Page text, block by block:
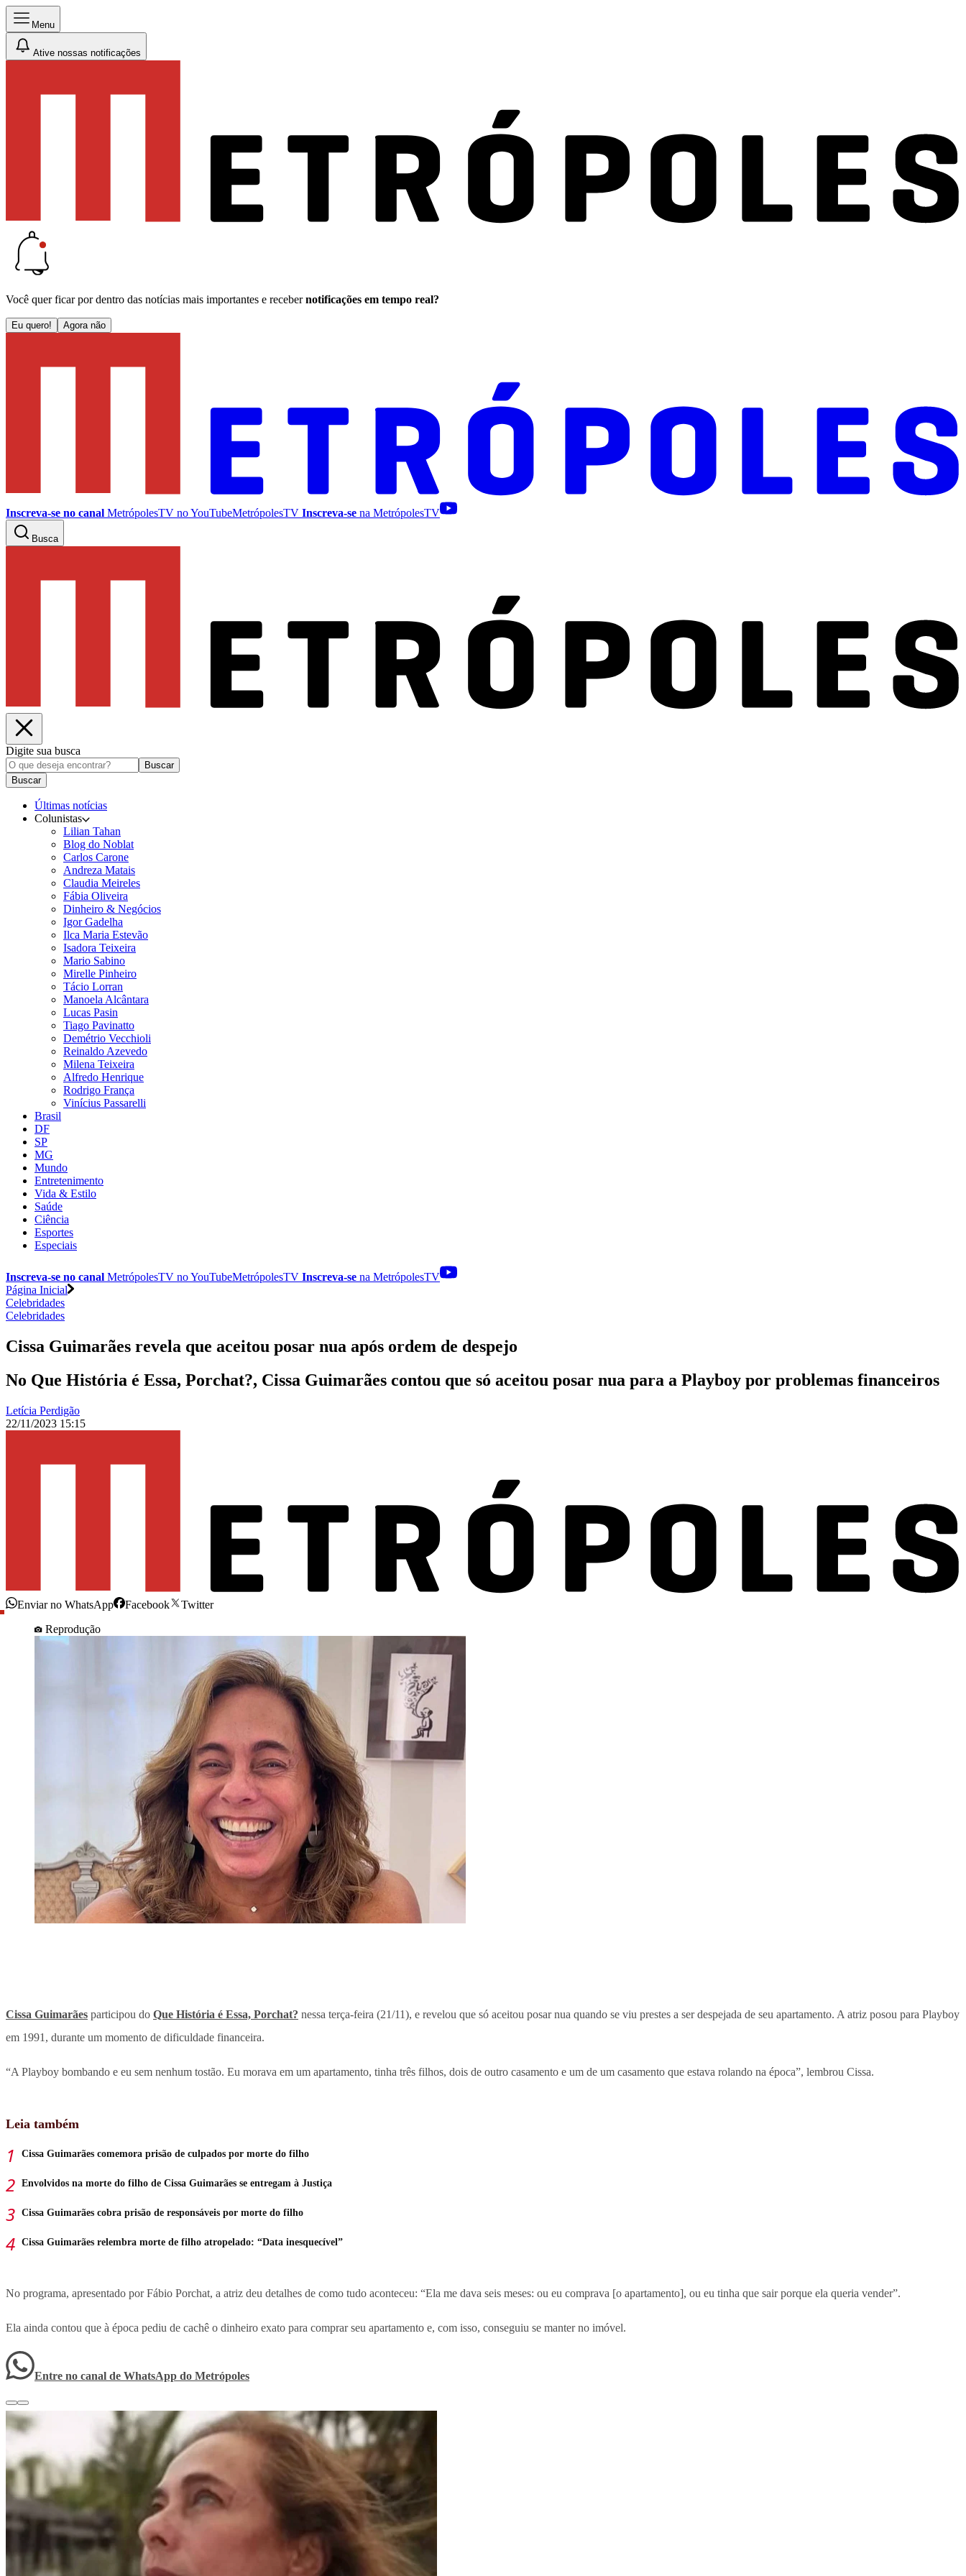
Menu
Ative nossas notificações
Você quer ficar por dentro das notícias mais importantes e receber notificações em tempo real?
Eu quero! Agora não
Inscreva-se no canal MetrópolesTV noYouTubeMetrópolesTV Inscreva-se na MetrópolesTV
Busca
Digite sua busca
Buscar
Buscar
Últimas notícias
Colunistas
Lilian Tahan
Blog do Noblat
Carlos Carone
Andreza Matais
Claudia Meireles
Fábia Oliveira
Dinheiro & Negócios
Igor Gadelha
Ilca Maria Estevão
Isadora Teixeira
Mario Sabino
Mirelle Pinheiro
Tácio Lorran
Manoela Alcântara
Lucas Pasin
Tiago Pavinatto
Demétrio Vecchioli
Reinaldo Azevedo
Milena Teixeira
Alfredo Henrique
Rodrigo França
Vinícius Passarelli
Brasil
DF
SP
MG
Mundo
Entretenimento
Vida & Estilo
Saúde
Ciência
Esportes
Especiais
Inscreva-se no canal MetrópolesTV noYouTubeMetrópolesTV Inscreva-se na MetrópolesTV
Página Inicial
Celebridades
Celebridades
Cissa Guimarães revela que aceitou posar nua após ordem de despejo
No Que História é Essa, Porchat?, Cissa Guimarães contou que só aceitou posar nua para a Playboy por problemas financeiros
Letícia Perdigão
22/11/2023 15:15
Enviar no WhatsApp Facebook
Twitter
Reprodução
Cissa Guimarães participou do Que História é Essa, Porchat? nessa terça-feira (21/11), e revelou que só aceitou posar nua quando se viu prestes a ser despejada de seu apartamento. A atriz posou para Playboy
em 1991, durante um momento de dificuldade financeira.
“A Playboy bombando e eu sem nenhum tostão. Eu morava em um apartamento, tinha três filhos, dois de outro casamento e um de um casamento que estava rolando na época”, lembrou Cissa.
Leia também
Cissa Guimarães comemora prisão de culpados por morte do filho
Envolvidos na morte do filho de Cissa Guimarães se entregam à Justiça
Cissa Guimarães cobra prisão de responsáveis por morte do filho
Cissa Guimarães relembra morte de filho atropelado: “Data inesquecível”
No programa, apresentado por Fábio Porchat, a atriz deu detalhes de como tudo aconteceu: “Ela me dava seis meses: ou eu comprava [o apartamento], ou eu tinha que sair porque ela queria vender”.
Ela ainda contou que à época pediu de cachê o dinheiro exato para comprar seu apartamento e, com isso, conseguiu se manter no imóvel.
Entre no canal de WhatsApp do Metrópoles